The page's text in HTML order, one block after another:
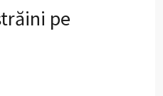
pe